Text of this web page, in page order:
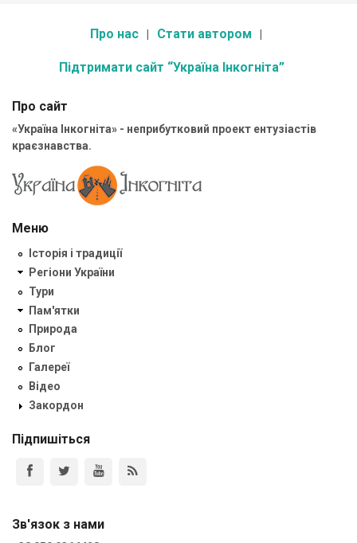
Про нас Стати автором
Підтримати сайт “Україна Інкогніта”
Про сайт
«Україна Інкогніта» - неприбутковий проект ентузіастів
краєзнавства.
Меню
Історія і традиції
Регіони України
Тури
Пам'ятки
Природа
Блог
Галереї
Відео
Закордон
Підпишіться
Зв'язок з нами